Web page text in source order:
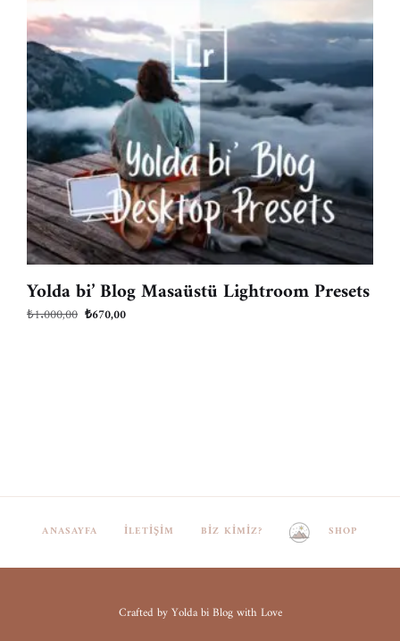
Yolda bi’ Blog Masaüstü Lightroom Presets
₺1.000,00 Orijinal
₺670,00
ANASAYFA İLETIŞIM BIZ KIMIZ? SHOP
Crafted by Yolda bi Blog with Love